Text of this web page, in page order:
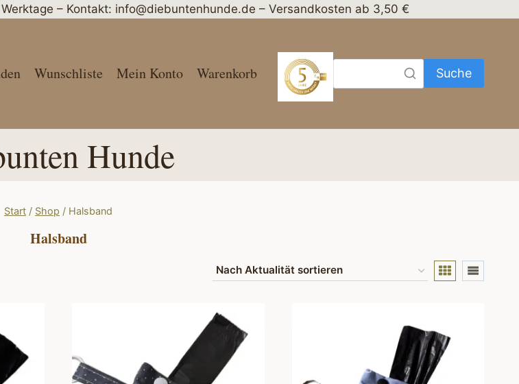
– Kontakt: info@diebuntenhunde.de – Versandkosten ab 3,50 €
Wunschliste Mein Konto Warenkorb Suche
Hunde
Start / Shop / Halsband
Halsband